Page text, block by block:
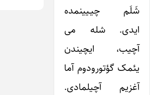
شَلَم چیـیینمده
ایدی. شله می
آچیب، ایچیندن
یئمک گؤتورودوم آما
آغزیم آچیلمادی.